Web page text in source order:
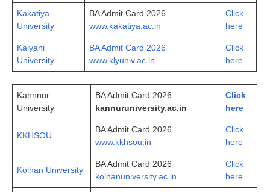
Kakatiya
University
BA Admit Card 2026
www.kakatiya.ac.in
Click
here
Kalyani
University
BA Admit Card 2026
www.klyuniv.ac.in
Click
here
Kannnur
University
BA Admit Card 2026
kannuruniversity.ac.in
Click
here
KKHSOU
BA Admit Card 2026
www.kkhsou.in
Click
here
Kolhan University
BA Admit Card 2026
kolhanuniversity.ac.in
Click
here